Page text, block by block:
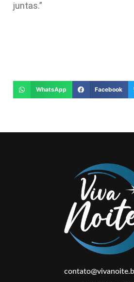
juntas.”
WhatsApp Facebook